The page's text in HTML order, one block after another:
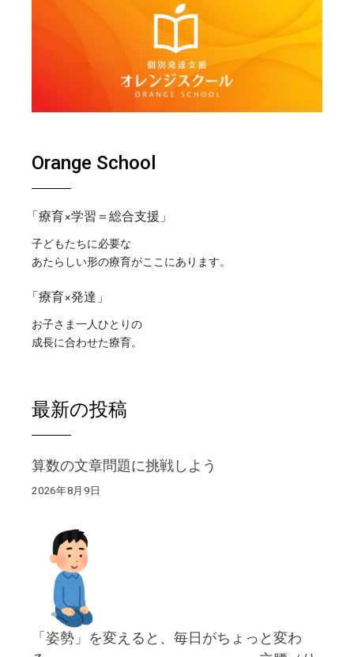
Orange School
「療育×学習＝総合支援」
子どもたちに必要な
あたらしい形の療育がここにあります。
「療育×発達」
お子さま一人ひとりの
成長に合わせた療育。
最新の投稿
算数の文章問題に挑戦しよう
2026年8月9日
「姿勢」を変えると、毎日がちょっと変わ